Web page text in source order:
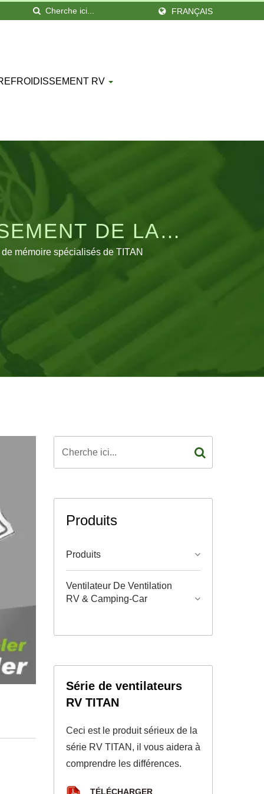
FRANÇAIS
RV
DE LA
mémoire spécialisés de TITAN
Produits
Produits
Ventilateur De Ventilation
RV & Camping-Car
Série de ventilateurs
RV TITAN
Ceci est le produit sérieux de la
série RV TITAN, il vous aidera à
comprendre les différences.
TÉLÉCHARGER